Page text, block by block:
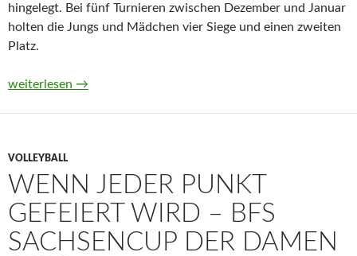
hingelegt. Bei fünf Turnieren zwischen Dezember und Januar
holten die Jungs und Mädchen vier Siege und einen zweiten
Platz.
Ein etwas verspäteter Rückblick auf die Fußball-
weiterlesen →
VOLLEYBALL
WENN JEDER PUNKT
GEFEIERT WIRD – BFS
SACHSENCUP DER DAMEN